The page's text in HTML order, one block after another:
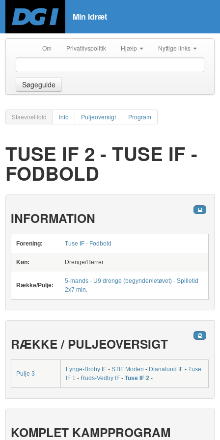
Min Idræt
Om Privatlivspolitik Hjælp Nyttige links
Søgeguide
StaevneHold Info Puljeoversigt Program
TUSE IF 2 - TUSE IF -
FODBOLD
INFORMATION
Forening: Tuse IF - Fodbold
Køn: Drenge/Herrer
Række/Pulje:
5-mands - U9 drenge (begynder/letøvet) - Spilletid
2x7 min.
RÆKKE / PULJEOVERSIGT
Pulje 3
Lynge-Broby IF-STIF Morten- Dianalund IF-Tuse
IF 1 - Ruds-Vedby IF-Tuse IF 2 -
KOMPLET KAMPPROGRAM